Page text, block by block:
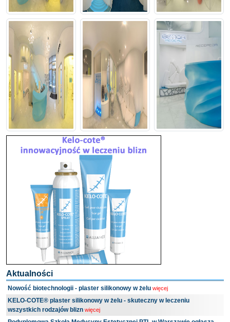
Aktualności
Nowość biotechnologii - plaster silikonowy w żelu więcej
KELO-COTE® plaster silikonowy w żelu - skuteczny w leczeniu
wszystkich rodzajów blizn więcej